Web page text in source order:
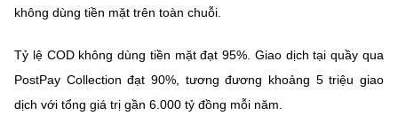
không dùng tiền mặt trên toàn chuỗi.
Tỷ lệ COD không dùng tiền mặt đạt 95%. Giao dịch tại quầy qua
PostPay Collection đạt 90%, tương đương khoảng 5 triệu giao
dịch với tổng giá trị gần 6.000 tỷ đồng mỗi năm.